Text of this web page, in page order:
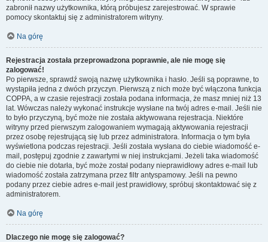
zabronił nazwy użytkownika, którą próbujesz zarejestrować. W sprawie
pomocy skontaktuj się z administratorem witryny.
Na górę
Rejestracja została przeprowadzona poprawnie, ale nie mogę się
zalogować!
Po pierwsze, sprawdź swoją nazwę użytkownika i hasło. Jeśli są poprawne, to
wystąpiła jedna z dwóch przyczyn. Pierwszą z nich może być włączona funkcja
COPPA, a w czasie rejestracji została podana informacja, że masz mniej niż 13
lat. Wówczas należy wykonać instrukcje wysłane na twój adres e-mail. Jeśli nie
to było przyczyną, być może nie została aktywowana rejestracja. Niektóre
witryny przed pierwszym zalogowaniem wymagają aktywowania rejestracji
przez osobę rejestrującą się lub przez administratora. Informacja o tym była
wyświetlona podczas rejestracji. Jeśli została wysłana do ciebie wiadomość e-
mail, postępuj zgodnie z zawartymi w niej instrukcjami. Jeżeli taka wiadomość
do ciebie nie dotarła, być może został podany nieprawidłowy adres e-mail lub
wiadomość została zatrzymana przez filtr antyspamowy. Jeśli na pewno
podany przez ciebie adres e-mail jest prawidłowy, spróbuj skontaktować się z
administratorem.
Na górę
Dlaczego nie mogę się zalogować?